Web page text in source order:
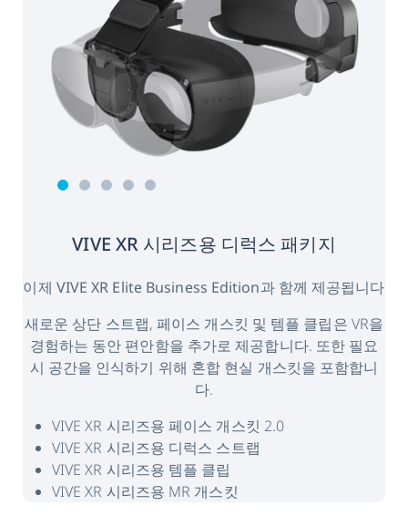
VIVE XR 시리즈용 디럭스 패키지
이제 VIVE XR Elite Business Edition과 함께 제공됩니다
새로운 상단 스트랩, 페이스 개스킷 및 템플 클립은 VR을
경험하는 동안 편안함을 추가로 제공합니다. 또한 필요
시 공간을 인식하기 위해 혼합 현실 개스킷을 포함합니
다.
VIVE XR 시리즈용 페이스 개스킷 2.0
VIVE XR 시리즈용 디럭스 스트랩
VIVE XR 시리즈용 템플 클립
VIVE XR 시리즈용 MR 개스킷